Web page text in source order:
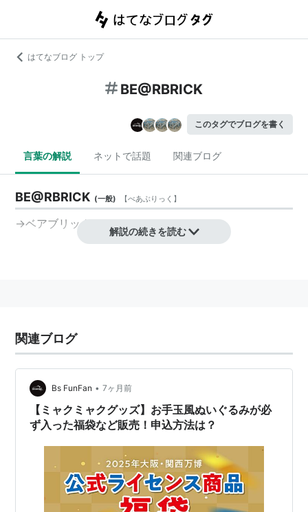
はてなブログ トップ
BE@RBRICK
このタグでブログを書く
言葉の解説 ネットで話題 関連ブログ
BE@RBRICK (一般) 【べあぶりっく 】
→ベアブリック
解説の続きを読む
関連ブログ
Bs FunFan • 7ヶ月前
【ミャクミャクグッズ】お手玉風ぬいぐるみが必
ず入った福袋など販売！申込方法は？